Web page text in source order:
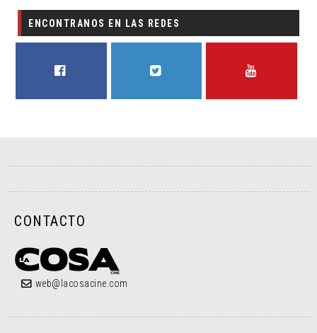
ENCONTRANOS EN LAS REDES
CONTACTO
web@lacosacine.com